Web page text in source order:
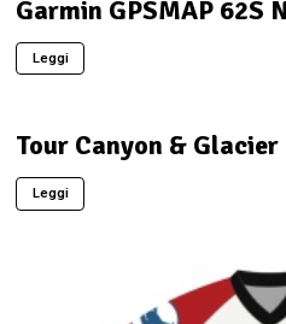
Garmin GPSMAP 62S
Leggi
Tour Canyon & Glacier
Leggi